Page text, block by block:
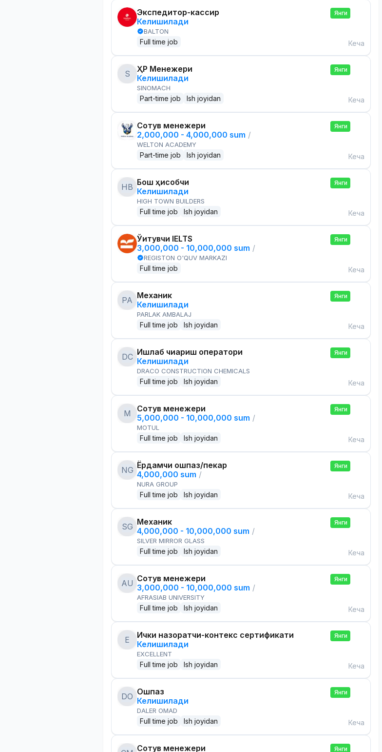
Экспедитор-кассир
Келишилади
BALTON
Full time job
Янги
Кеча
S
ҲР Менежери
Келишилади
SINOMACH
Part-time job Ish joyidan
Янги
Кеча
Сотув менежери
2,000,000 - 4,000,000 sum /
WELTON ACADEMY
Part-time job Ish joyidan
Янги
Кеча
HB Бош ҳисобчи
Келишилади
HIGH TOWN BUILDERS
Full time job Ish joyidan
Янги
Кеча
Ўқитувчи IELTS
3,000,000 - 10,000,000 sum /
REGISTON O'QUV MARKAZI
Full time job
Янги
Кеча
PA Механик
Келишилади
PARLAK AMBALAJ
Full time job Ish joyidan
Янги
Кеча
DC Ишлаб чиқариш оператори
Келишилади
DRACO CONSTRUCTION CHEMICALS
Full time job Ish joyidan
Янги
Кеча
M
Сотув менежери
5,000,000 - 10,000,000 sum /
MOTUL
Full time job Ish joyidan
Янги
Кеча
NG Ёрдамчи ошпаз/пекар
4,000,000 sum /
NURA GROUP
Full time job Ish joyidan
Янги
Кеча
SG Механик
4,000,000 - 10,000,000 sum /
SILVER MIRROR GLASS
Full time job Ish joyidan
Янги
Кеча
AU Сотув менежери
3,000,000 - 10,000,000 sum /
AFRASIAB UNIVERSITY
Full time job Ish joyidan
Янги
Кеча
E
Ички назоратчи-контекс сертификати
Келишилади
EXCELLENT
Full time job Ish joyidan
Янги
Кеча
DO Ошпаз
Келишилади
DALER OMAD
Full time job Ish joyidan
Янги
Кеча
Сотув менежери Янги